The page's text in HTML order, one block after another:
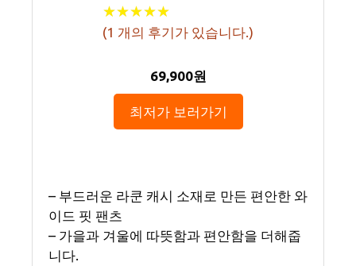
★★★★★
★★★★★
(1 개의 후기가 있습니다.)
69,900원
최저가 보러가기
– 부드러운 라쿤 캐시 소재로 만든 편안한 와
이드 핏 팬츠
– 가을과 겨울에 따뜻함과 편안함을 더해줍
니다.